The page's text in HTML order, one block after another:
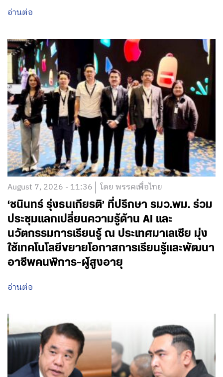
อ่านต่อ
August 7, 2026 - 11:36 โดย พรรคเพื่อไทย
‘ชนินทร์ รุ่งธนเกียรติ’ ที่ปรึกษา รมว.พม. ร่วม
ประชุมแลกเปลี่ยนความรู้ด้าน AI และ
นวัตกรรมการเรียนรู้ ณ ประเทศมาเลเซีย มุ่ง
ใช้เทคโนโลยีขยายโอกาสการเรียนรู้และพัฒนา
อาชีพคนพิการ-ผู้สูงอายุ
อ่านต่อ